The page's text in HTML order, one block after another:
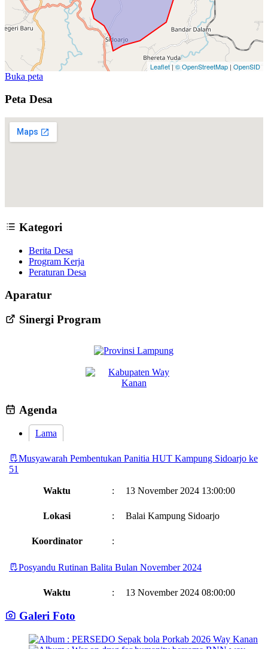
Leaflet | © OpenStreetMap | OpenSID
Buka peta
Peta Desa
Kategori
Berita Desa
Program Kerja
Peraturan Desa
Aparatur
Sinergi Program
Agenda
Lama
Musyawarah Pembentukan Panitia HUT Kampung Sidoarjo ke
51
Waktu : 13 November 2024 13:00:00
Lokasi : Balai Kampung Sidoarjo
Koordinator :
Posyandu Rutinan Balita Bulan November 2024
Waktu : 13 November 2024 08:00:00
Lokasi
Koordinator :
Bidan Desa Nur
Galeri Foto